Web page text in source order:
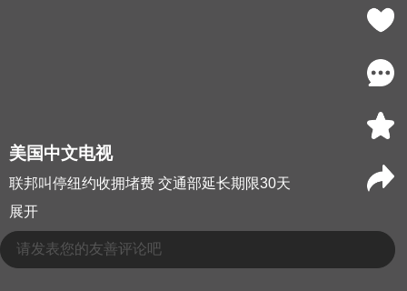
美国中文电视
联邦叫停纽约收拥堵费 交通部延长期限30天
展开
请发表您的友善评论吧